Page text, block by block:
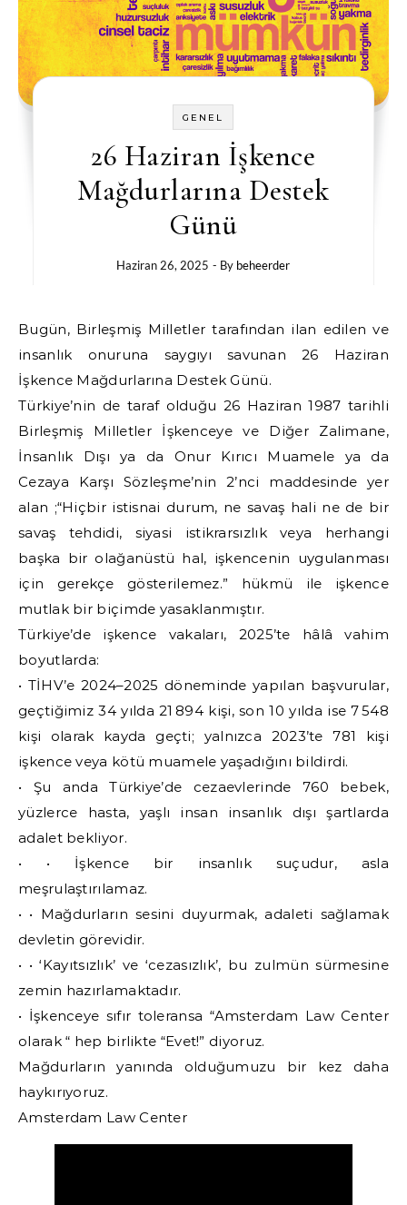
GENEL
26 Haziran İşkence
Mağdurlarına Destek
Günü
Haziran 26, 2025 - By beheerder
Bugün, Birleşmiş Milletler tarafından ilan edilen ve
insanlık onuruna saygıyı savunan 26 Haziran
İşkence Mağdurlarına Destek Günü.
Türkiye’nin de taraf olduğu 26 Haziran 1987 tarihli
Birleşmiş Milletler İşkenceye ve Diğer Zalimane,
İnsanlık Dışı ya da Onur Kırıcı Muamele ya da
Cezaya Karşı Sözleşme’nin 2’nci maddesinde yer
alan ;“Hiçbir istisnai durum, ne savaş hali ne de bir
savaş tehdidi, siyasi istikrarsızlık veya herhangi
başka bir olağanüstü hal, işkencenin uygulanması
için gerekçe gösterilemez.” hükmü ile işkence
mutlak bir biçimde yasaklanmıştır.
Türkiye’de işkence vakaları, 2025’te hâlâ vahim
boyutlarda:
• TİHV’e 2024–2025 döneminde yapılan başvurular,
geçtiğimiz 34 yılda 21 894 kişi, son 10 yılda ise 7 548
kişi olarak kayda geçti; yalnızca 2023’te 781 kişi
işkence veya kötü muamele yaşadığını bildirdi.
• Şu anda Türkiye’de cezaevlerinde 760 bebek,
yüzlerce hasta, yaşlı insan insanlık dışı şartlarda
adalet bekliyor.
• • İşkence bir insanlık suçudur, asla
meşrulaştırılamaz.
• • Mağdurların sesini duyurmak, adaleti sağlamak
devletin görevidir.
• • ‘Kayıtsızlık’ ve ‘cezasızlık’, bu zulmün sürmesine
zemin hazırlamaktadır.
• İşkenceye sıfır toleransa “Amsterdam Law Center
olarak “ hep birlikte “Evet!” diyoruz.
Mağdurların yanında olduğumuzu bir kez daha
haykırıyoruz.
Amsterdam Law Center